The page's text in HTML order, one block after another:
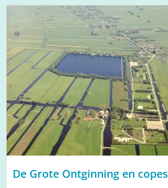
De Grote Ontginning en copes